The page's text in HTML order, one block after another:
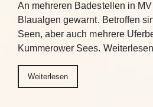
An mehreren Badestellen in
Blaualgen gewarnt. Betroffen
Seen, aber auch mehrere
Kummerower Sees. Weiterlesen
Weiterlesen